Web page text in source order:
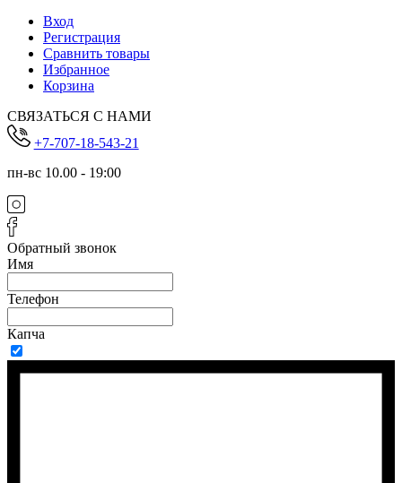
Вход
Регистрация
Сравнить товары
Избранное
Корзина
СВЯЗАТЬСЯ С НАМИ
+7-707-18-543-21
пн-вс 10.00 - 19:00
Обратный звонок
Имя
Телефон
Капча